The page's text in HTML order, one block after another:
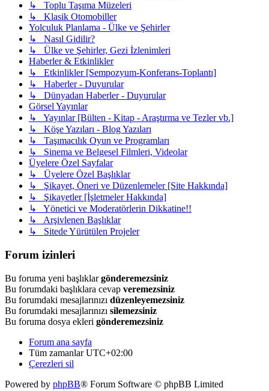
↳ Toplu Taşıma Müzeleri
↳ Klasik Otomobiller
Yolculuk Planlama - Ülke ve Şehirler
↳ Nasıl Gidilir?
↳ Ülke ve Şehirler, Gezi İzlenimleri
Haberler & Etkinlikler
↳ Etkinlikler [Sempozyum-Konferans-Toplantı]
↳ Haberler - Duyurular
↳ Dünyadan Haberler - Duyurular
Görsel Yayınlar
↳ Yayınlar [Bülten - Kitap - Araştırma ve Tezler vb.]
↳ Köşe Yazıları - Blog Yazıları
↳ Taşımacılık Oyun ve Programları
↳ Sinema ve Belgesel Filmleri, Videolar
Üyelere Özel Sayfalar
↳ Üyelere Özel Başlıklar
↳ Şikayet, Öneri ve Düzenlemeler [Site Hakkında]
↳ Şikayetler [İşletmeler Hakkında]
↳ Yönetici ve Moderatörlerin Dikkatine!!
↳ Arşivlenen Başlıklar
↳ Sitede Yürütülen Projeler
Forum izinleri
Bu foruma yeni başlıklargönderemezsiniz
Bu forumdaki başlıklara cevap veremezsiniz
Bu forumdaki mesajlarınızı düzenleyemezsiniz
Bu forumdaki mesajlarınızı silemezsiniz
Bu foruma dosya ekleri gönderemezsiniz
Forum ana sayfa
Tüm zamanlarUTC+02:00
Çerezleri sil
Powered by phpBB® Forum Software © phpBB Limited